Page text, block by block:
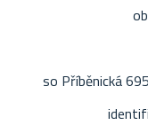
so Příběnická